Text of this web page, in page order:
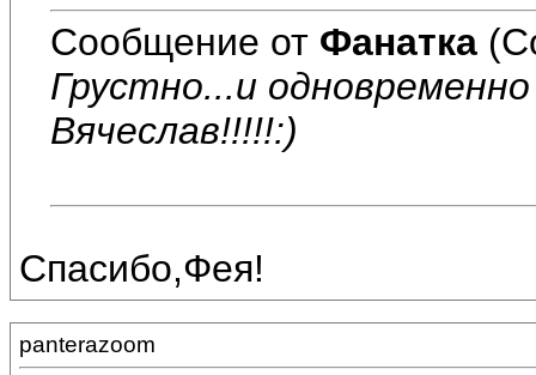
Сообщение от Фанатка
Грустно...и
Вячеслав!!!!!:)
Спасибо,Фея!
panterazoom